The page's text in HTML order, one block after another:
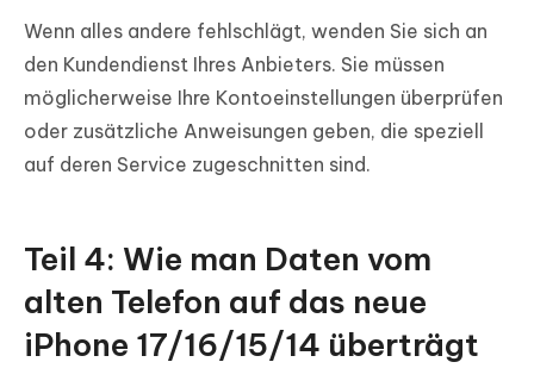
Wenn alles andere fehlschlägt, wenden Sie sich an
den Kundendienst Ihres Anbieters. Sie müssen
möglicherweise Ihre Kontoeinstellungen überprüfen
oder zusätzliche Anweisungen geben, die speziell
auf deren Service zugeschnitten sind.
Teil 4: Wie man Daten vom
alten Telefon auf das neue
iPhone 17/16/15/14 überträgt